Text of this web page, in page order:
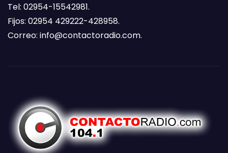
Tel: 02954-15542981.
Fijos: 02954 429222-428958.
Correo: info@contactoradio.com.